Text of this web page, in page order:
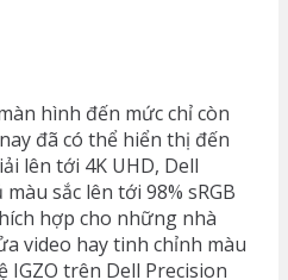
hình đến mức chỉ còn
đã có thể hiển thị đến
lên tới 4K UHD, Dell
sắc lên tới 98% sRGB
hợp cho những nhà
video hay tinh chỉnh màu
IGZO trên Dell Precision